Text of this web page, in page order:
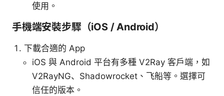
使用。
手機端安裝步驟（iOS / Android）
下載合適的 App
iOS 與 Android 平台有多種 V2Ray 客戶端，如
V2RayNG、Shadowrocket、飞船等。選擇可
信任的版本。